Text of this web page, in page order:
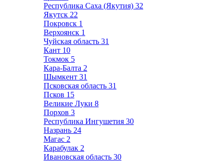
Республика Саха (Якутия) 32
Якутск 22
Покровск 1
Верхоянск 1
Чуйская область 31
Кант 10
Токмок 5
Кара-Балта 2
Шымкент 31
Псковская область 31
Псков 15
Великие Луки 8
Порхов 3
Республика Ингушетия 30
Назрань 24
Магас 2
Карабулак 2
Ивановская область 30